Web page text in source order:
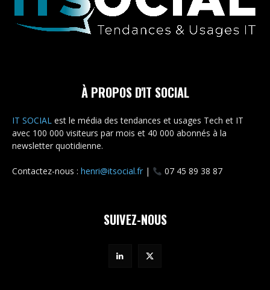
À PROPOS D'IT SOCIAL
IT SOCIAL est le média des tendances et usages Tech et IT
avec 100 000 visiteurs par mois et 40 000 abonnés à la
newsletter quotidienne.
Contactez-nous : henri@itsocial.fr | 07 45 89 38 87
SUIVEZ-NOUS